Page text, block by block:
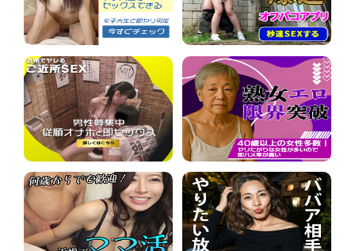
【速報】 中露の武装軍艦4隻が日本一周『いつでも国家沈没させられるぞ』
中国企業Zbtlink製のルーター20機種にバックドア… 外部から完全制御のおそれ
【動画】 本物の銃の『弾道』がよく分かる動画まとめがコチラｗｗｗ！！
赤ちゃんがハンモックで寝ていた。淡々と静かに作業中 → 無心な労働者の顔はこちらです…
【閲覧注意】 メキシコの街中で生配信した結果…麻薬カルテルがやって来て、たった3秒で…（動画あり）
【動画】 高速道路を走行中の車からリアガラスが飛んでくる事故(゜o゜)
【ニューヨーク】夫の股間を触る女にブチギレる妻